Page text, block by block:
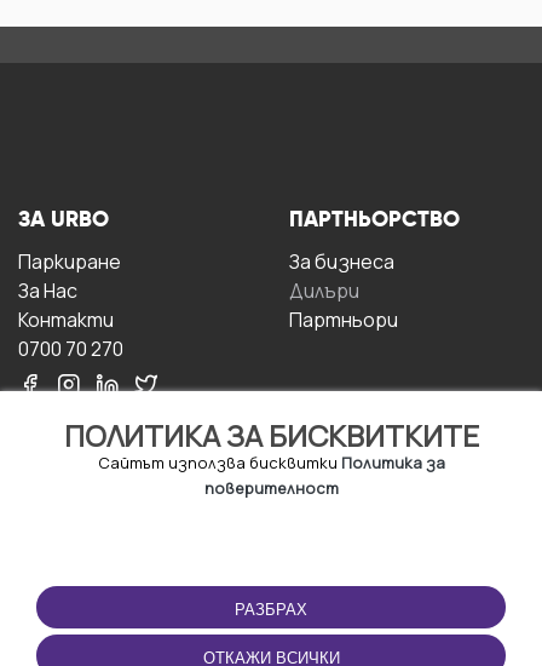
ПОЛИТИКА ЗА БИСКВИТКИТЕ
Сайтът използва бисквитки Политика за
поверителност
РАЗБРАХ
ОТКАЖИ ВСИЧКИ
ЗА URBO
Паркиране
За Hас
Контакти
0700 70 270
ПАРТНЬОРСТВО
За бизнесa
Дилъри
Партньори
ПОЛЗВАНЕ
Правила и условия за
ползване
ПРИЛОЖЕНИЕТО